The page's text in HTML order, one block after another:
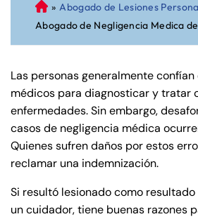
A
bo
ga
de
Pe
rs
on
al
Inj
» Abogado de Lesiones
Abogado de Negligencia Medica
Las personas generalmente
médicos para diagnosticar y tratar
enfermedades. Sin embargo,
casos de negligencia médica
Quienes sufren daños por estos
reclamar una indemnización.
Si resultó lesionado como
un cuidador, tiene buenas razones